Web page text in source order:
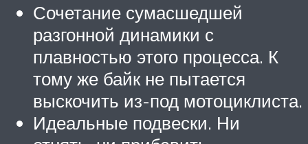
Сочетание сумасшедшей
разгонной динамики с
плавностью этого процесса. К
тому же байк не пытается
выскочить из-под мотоциклиста.
Идеальные подвески. Ни